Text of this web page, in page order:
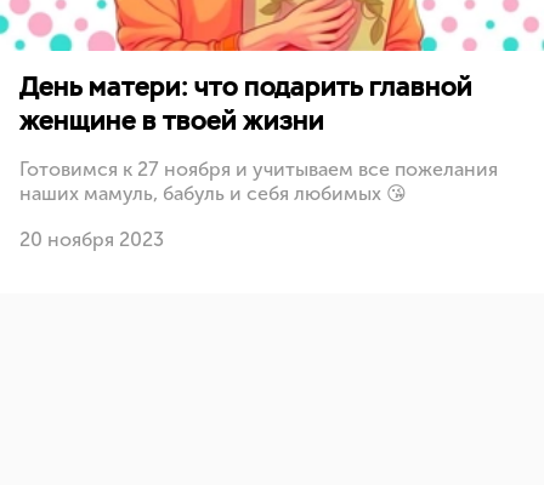
День матери: что подарить главной
женщине в твоей жизни
Готовимся к 27 ноября и учитываем все пожелания
наших мамуль, бабуль и себя любимых 😘
20 ноября 2023